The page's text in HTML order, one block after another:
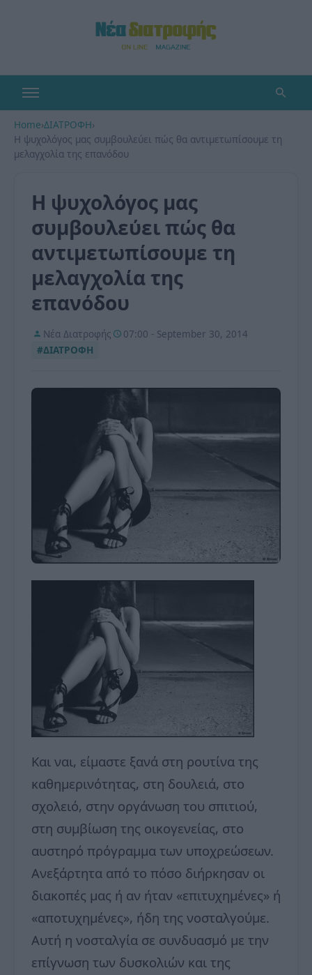
Home›ΔΙΑΤΡΟΦΗ›
Η ψυχολόγος μας συμβουλεύει πώς θα αντιμετωπίσουμε τη
μελαγχολία της επανόδου
Η ψυχολόγος μας
συμβουλεύει πώς θα
αντιμετωπίσουμε τη
μελαγχολία της
επανόδου
Νέα Διατροφής
07:00 - September 30, 2014
#ΔΙΑΤΡΟΦΗ
Και ναι, είμαστε ξανά στη ρουτίνα της
καθημερινότητας, στη δουλειά, στο
σχολειό, στην οργάνωση του σπιτιού,
στη συμβίωση της οικογενείας, στο
αυστηρό πρόγραμμα των υποχρεώσεων.
Ανεξάρτητα από το πόσο διήρκησαν οι
διακοπές μας ή αν ήταν «επιτυχημένες» ή
«αποτυχημένες», ήδη της νοσταλγούμε.
Αυτή η νοσταλγία σε συνδυασμό με την
επίγνωση των δυσκολιών και της